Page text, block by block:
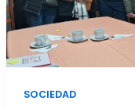
SOCIEDAD